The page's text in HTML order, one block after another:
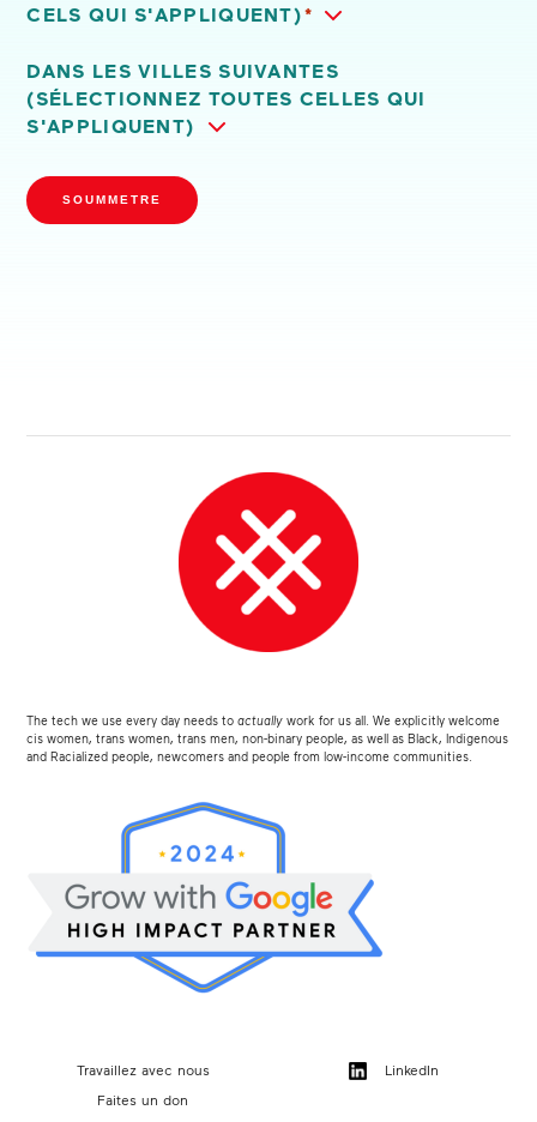
CELS QUI S'APPLIQUENT)*
DANS LES VILLES SUIVANTES
(SÉLECTIONNEZ TOUTES CELLES QUI
S'APPLIQUENT)
SOUMMETRE
The tech we use every day needs toactually work for us all. We explicitly welcome
cis women, trans women, trans men, non-binary people, as well as Black, Indigenous
and Racialized people, newcomers and people from low-income communities.
Travaillez avec nous
Faites un don
LinkedIn